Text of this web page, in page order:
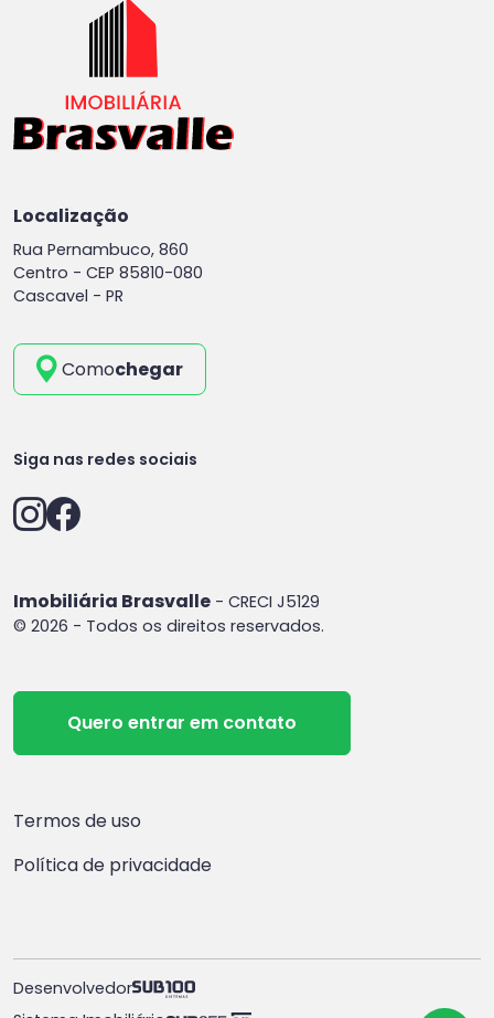
Localização
Rua Pernambuco, 860
Centro - CEP 85810-080
Cascavel - PR
Comochegar
Siga nas redes sociais
Imobiliária Brasvalle - CRECI J5129
© 2026 - Todos os direitos reservados.
Quero entrar em contato
Termos de uso
Política de privacidade
Desenvolvedor